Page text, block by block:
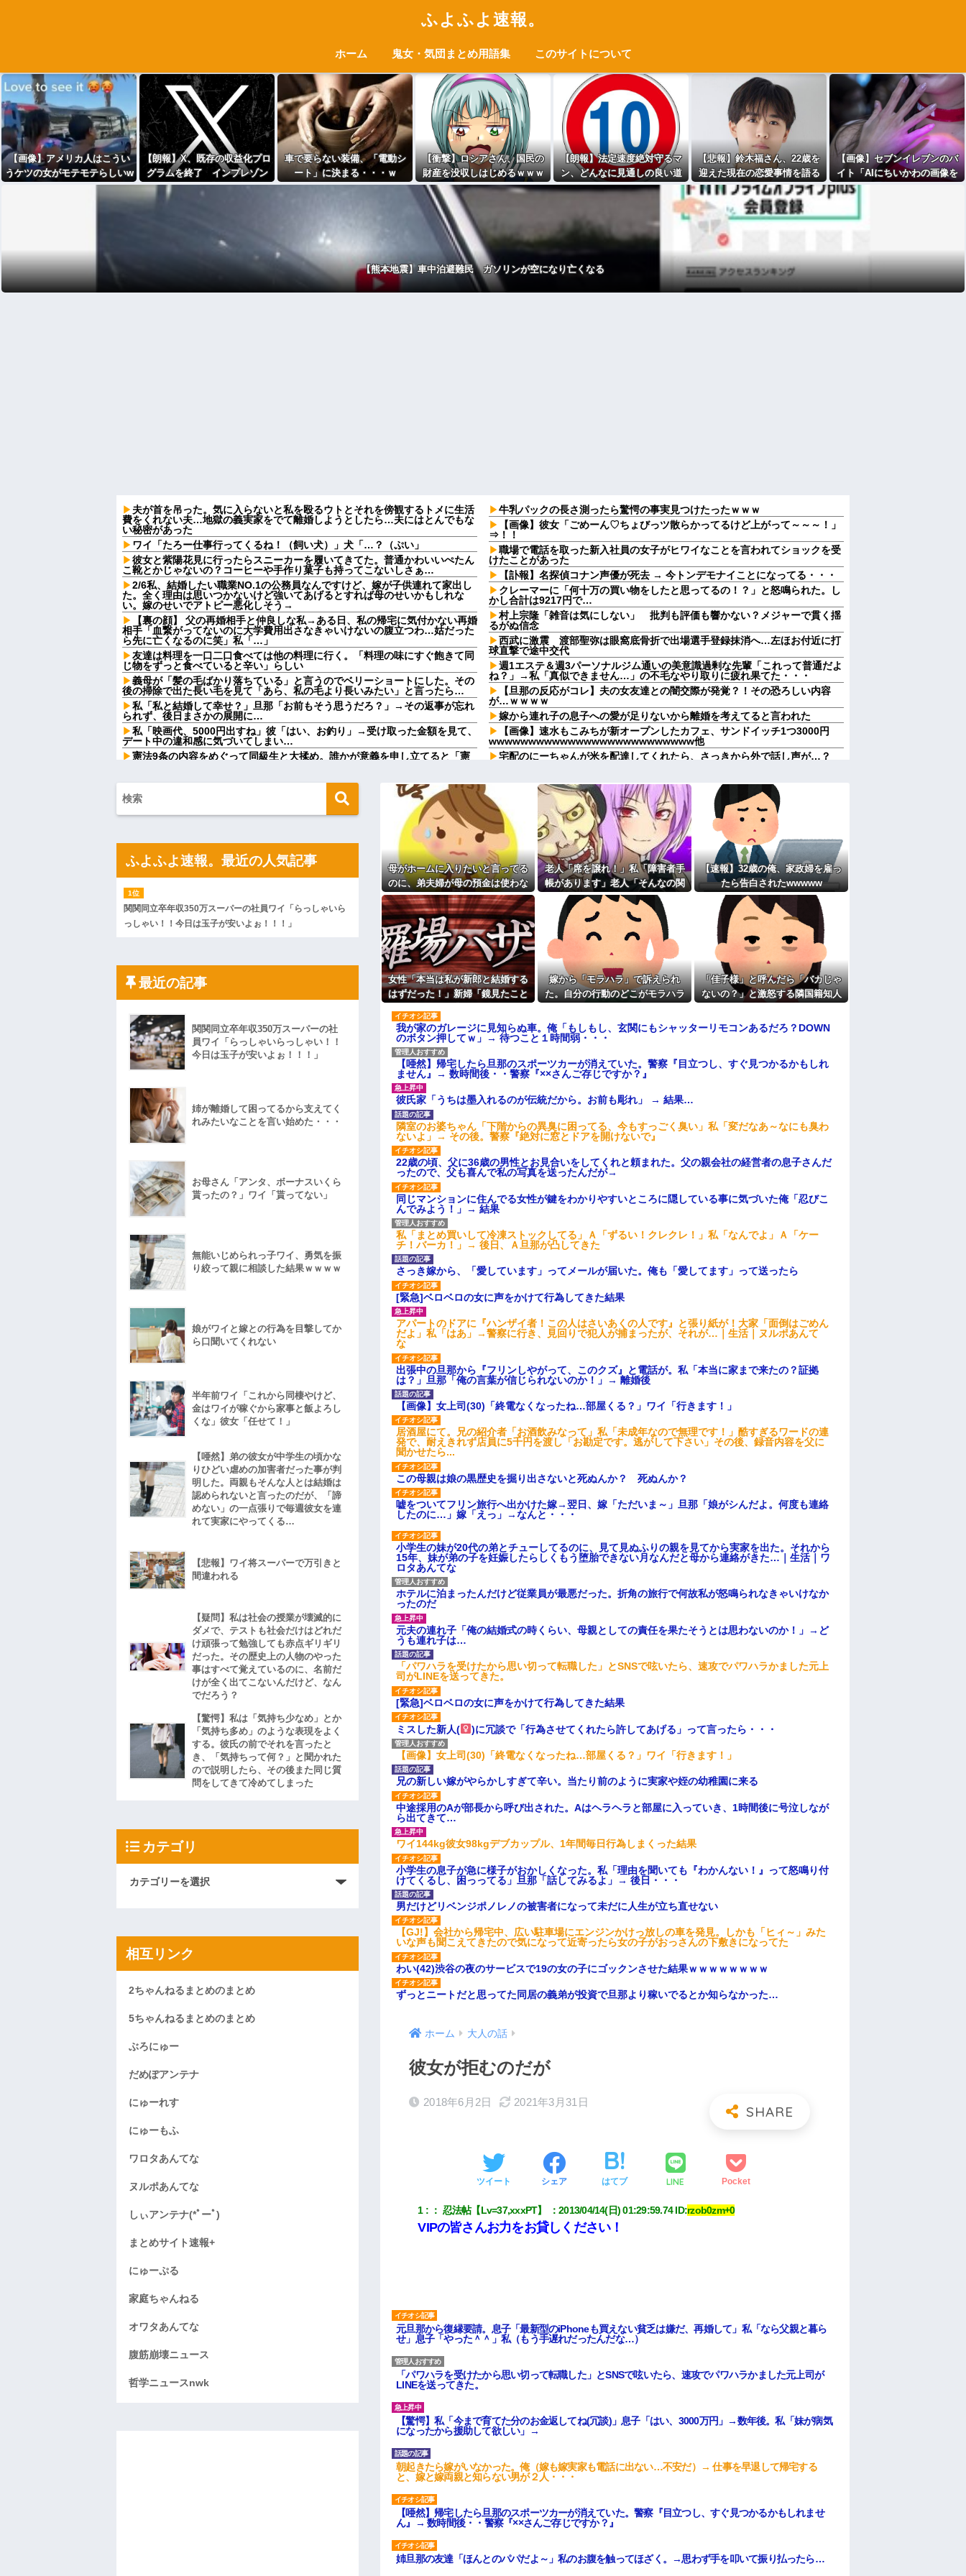
ふよふよ速報。
ホーム 鬼女・気団まとめ用語集 このサイトについて
【画像】アメリカ人はこうい
うケツの女がモテモテらしいw
【朗報】X、既存の収益化プロ
グラムを終了 インプレゾン
ビ死滅か
車で要らない装備、「電動シ
ート」に決まる・・・ｗ
【衝撃】ロシアさん、国民の
財産を没収しはじめるｗｗｗ
ｗｗ
【朗報】法定速度絶対守るマ
ン、どんなに見通しの良い道
路でも40～60km以上出さない
【悲報】鈴木福さん、22歳を
迎えた現在の恋愛事情を語る
ｗｗｗｗｗｗｗｗｗｗ
【画像】セブンイレブンのバ
イト「AIにちいかわの画像を
食わせてっと…できた！」
【熊本地震】車中泊避難民 ガソリンが空になり亡くなる
夫が首を吊った。気に入らないと私を殴るウトとそれを傍観するトメに生活
費をくれない夫…地獄の義実家をでて離婚しようとしたら…夫にはとんでもな
い秘密があった
ワイ「たろー仕事行ってくるね！（飼い犬）」犬「…？（ぷい」
彼女と紫陽花見に行ったらスニーカーを履いてきてた。普通かわいいぺたん
こ靴とかじゃないの？コーヒーや手作り菓子も持ってこないしさぁ…
2/6私、結婚したい職業NO.1の公務員なんですけど、嫁が子供連れて家出し
た。全く理由は思いつかないけど強いてあげるとすれば母のせいかもしれな
い。嫁のせいでアトピー悪化しそう→
【裏の顔】 父の再婚相手と仲良しな私→ある日、私の帰宅に気付かない再婚
相手「血繋がってないのに大学費用出さなきゃいけないの腹立つわ…姑だった
ら先に亡くなるのに笑」私「…」
友達は料理を一口二口食べては他の料理に行く。「料理の味にすぐ飽きて同
じ物をずっと食べていると辛い」らしい
義母が「髪の毛ばかり落ちている」と言うのでベリーショートにした。その
後の掃除で出た長い毛を見て「あら、私の毛より長いみたい」と言ったら…
私「私と結婚して幸せ？」旦那「お前もそう思うだろ？」→その返事が忘れ
られず、後日まさかの展開に…
私「映画代、5000円出すね」彼「はい、お釣り」→受け取った金額を見て、
デート中の違和感に気づいてしまい…
憲法9条の内容をめぐって同級生と大揉め。誰かが意義を申し立てると「憲
【しまった…】 コトメに追い出されたトメと二世帯住宅を建て、「２F(夫婦
のエリア)には絶対に上がらない」という約束をしたが、早速破って2Fに上
が...
ATMで俺が暗証番号を入力し終わった瞬間に、後ろに並んでいた外国人風の
女がこちらに荷物をばらまきやがった。俺（うっぜぇ。引き落としキャンセ
チー牛「デブの事豚丼って呼ぼうぜ！」←これが流行らなかった理由
【悲報】「美人すぎる県警本部長」失職ｗｗｗｗｗｗｗｗｗ
【衝撃】葬儀屋「火葬プランはどうなさいますか？」ワイ喪主「直葬で(即
答)」→結果ァw w w w w w w w w w
【朗報】寺田心、週6ジム通いで体重62kg→82kgにwwwwwwww
【画像】このLINEでなんで女が怒ってるのか分かんない奴はモテない奴確定
妹と差をつけて育てられた。妹「家も土地も、財産はすべて私が継ぐ。相続
は放棄して」母「うんうん」私「わかった」 → 数年後、復讐のチャンスが
や...
ハードオフに売っていた4万4000円のフィギュアがヤバすぎるｗｗｗｗｗｗ
「こんな高いの？ｗｗ」「逆に超安い」
たから、開けてみようとしただけ☆』義兄「泥は出てけ！二度と来るな！」結
果・・・
私「初めて飲む味だけどなんのお茶？」彼「ちっ！」私「」
【GIF】JSのカンチョーワロタ
後続車にクラクションを鳴らされ彼氏が逆切れ。「何クラクション鳴らして
【衝撃】報酬100万円超の治験募集がこちらｗｗｗｗｗ(※画像あり)
【ネット騒然】惨殺されたタワマン頂き女子のこの動画、すげえええええｗ
ｗｗｗｗｗｗｗｗｗｗ
【愕然】白のクラウン俺氏、高速道路左車線を制限速度で走った結果
百年の恋12-899 食べた量を張り合ってくる
【悲報】佐藤輝明・・・２軍でも盛大にやらかす←あまり悲しませないでく
牛乳パックの長さ測ったら驚愕の事実見つけたったｗｗｗ
【画像】彼女「ごめーん♡ちょびっツ散らかってるけど上がって～～～！」
⇒！！
職場で電話を取った新入社員の女子がヒワイなことを言われてショックを受
けたことがあった
【訃報】名探偵コナン声優が死去 → 今トンデモナイことになってる・・・
クレーマーに「何十万の買い物をしたと思ってるの！？」と怒鳴られた。し
かし合計は9217円で…
村上宗隆「雑音は気にしない」 批判も評価も響かない？メジャーで貫く揺
るがぬ信念
西武に激震 渡部聖弥は眼窩底骨折で出場選手登録抹消へ…左ほお付近に打
球直撃で途中交代
週1エステ＆週3パーソナルジム通いの美意識過剰な先輩「これって普通だよ
ね？」→私「真似できません…」の不毛なやり取りに疲れ果てた・・・
【旦那の反応がコレ】夫の女友達との闇交際が発覚？！その恐ろしい内容
が…ｗｗｗｗ
嫁から連れ子の息子への愛が足りないから離婚を考えてると言われた
【画像】速水もこみちが新オープンしたカフェ、サンドイッチ1つ3000円
wwwwwwwwwwwwwwwwwwwwwwwwww他
宅配のにーちゃんが米を配達してくれたら、さっきから外で話し声が…？
なんなのよ！！！すごいわ掃除！！！！
【ネット史】「鏡の中のアクトレス事件」夫は正しかったのに、なぜ喧嘩は
終わらなかったのか
【胸糞】「食に執着がない」自称するクチャラー義母の汚い食べ方に限界
クソ男「専業主婦は昼間寝てられていいよなぁ。俺なんか忙しくて寝る暇ね
ーもん。どうせ暇でしょ？俺のＤＶＤコピっといてよ」
【驚愕】養育費を払い続けた結果…元妻の裏切りが判明！！！その理由がこ
れｗｗｗｗ
職場で電話を取った新入社員の女子がヒワイなことを言われてショックを受
けたことがあった
既婚女性が夫に夕飯も用意せず週２で遊びに行くって多いかな？遅くても21
時には帰宅してるんだけど
主な税金の成り立ちを調べてみたよ
母がホームに入りたいと言ってる
のに、弟夫婦が母の預金は使わな
いでと言ってきた。我が弟ながら
情けなくて溜息が出る
老人「席を譲れ！」私「障害者手
帳があります」老人「そんなの関
係ない！」→暴言を浴びせられた
直後、周囲が動き出して…
【速報】32歳の俺、家政婦を雇っ
たら告白されたwwwww
女性「本当は私が新郎と結婚する
はずだった！」新婦「鏡見たこと
なって…
嫁から「モラハラ」で訴えられ
た。自分の行動のどこがモラハラ
い
「佳子様」と呼んだら「バカじゃ
ないの？」と激怒する隣国籍知人
我が家のガレージに見知らぬ車。俺「もしもし、玄関にもシャッターリモコンあるだろ？DOWN
のボタン押してｗ」→ 待つこと１時間弱・・・
【唖然】帰宅したら旦那のスポーツカーが消えていた。警察『目立つし、すぐ見つかるかもしれ
ません』→ 数時間後・・警察『××さんご存じですか？』
彼氏家「うちは墨入れるのが伝統だから。お前も彫れ」 → 結果…
隣室のお婆ちゃん「下階からの異臭に困ってる、今もすっごく臭い」私「変だなあ～なにも臭わ
ないよ」→ その後。警察『絶対に窓とドアを開けないで』
22歳の頃、父に36歳の男性とお見合いをしてくれと頼まれた。父の親会社の経営者の息子さんだ
ったので、父も喜んで私の写真を送ったんだが→
同じマンションに住んでる女性が鍵をわかりやすいところに隠している事に気づいた俺「忍びこ
んでみよう！」→ 結果
私「まとめ買いして冷凍ストックしてる」Ａ「ずるい！クレクレ！」私「なんでよ」Ａ「ケー
チ！バーカ！」→ 後日、Ａ旦那が凸してきた
さっき嫁から、「愛しています」ってメールが届いた。俺も「愛してます」って送ったら
[緊急]ベロベロの女に声をかけて行為してきた結果
アパートのドアに『ハンザイ者！この人はさいあくの人です』と張り紙が！大家「面倒はごめん
だよ」私「はあ」→警察に行き、見回りで犯人が捕まったが、それが…｜生活｜ヌルポあんて
な
出張中の旦那から『フリンしやがって、このクズ』と電話が。私「本当に家まで来たの？証拠
は？」旦那「俺の言葉が信じられないのか！」→ 離婚後
【画像】女上司(30)「終電なくなったね…部屋くる？」ワイ「行きます！」
居酒屋にて。兄の紹介者「お酒飲みなって」私「未成年なので無理です！」酷すぎるワードの連
発で、耐えきれず店員に5千円を渡し「お勘定です。逃がして下さい」その後、録音内容を父に
聞かせたら...
この母親は娘の黒歴史を掘り出さないと死ぬんか？ 死ぬんか？
嘘をついてフリン旅行へ出かけた嫁→翌日、嫁「ただいま～」旦那「娘がシんだよ。何度も連絡
したのに…」嫁「えっ」→なんと・・・
小学生の妹が20代の弟とチューしてるのに、見て見ぬふりの親を見てから実家を出た。それから
15年、妹が弟の子を妊娠したらしくもう堕胎できない月なんだと母から連絡がきた…｜生活｜ワ
ロタあんてな
ホテルに泊まったんだけど従業員が最悪だった。折角の旅行で何故私が怒鳴られなきゃいけなか
ったのだ
元夫の連れ子「俺の結婚式の時くらい、母親としての責任を果たそうとは思わないのか！」→ど
うも連れ子は…
「パワハラを受けたから思い切って転職した」とSNSで呟いたら、速攻でパワハラかました元上
司がLINEを送ってきた。
[緊急]ベロベロの女に声をかけて行為してきた結果
ミスした新人( )に冗談で「行為させてくれたら許してあげる」って言ったら・・・
【画像】女上司(30)「終電なくなったね…部屋くる？」ワイ「行きます！」
兄の新しい嫁がやらかしすぎて辛い。当たり前のように実家や姪の幼稚園に来る
中途採用のAが部長から呼び出された。Aはヘラヘラと部屋に入っていき、1時間後に号泣しなが
ら出てきて…
ワイ144kg彼女98kgデブカップル、1年間毎日行為しまくった結果
小学生の息子が急に様子がおかしくなった。私「理由を聞いても『わかんない！』って怒鳴り付
けてくるし、困っってる」旦那「話してみるよ」→ 後日・・・
男だけどリベンジポノレノの被害者になって未だに人生が立ち直せない
【GJ!】会社から帰宅中、広い駐車場にエンジンかけっ放しの車を発見。しかも「ヒィ～」みた
いな声も聞こえてきたので気になって近寄ったら女の子がおっさんの下敷きになってた
わい(42)渋谷の夜のサービスで19の女の子にゴックンさせた結果ｗｗｗｗｗｗｗｗ
ずっとニートだと思ってた同居の義弟が投資で旦那より稼いでるとか知らなかった…
ホーム 大人の話
彼女が拒むのだが
2018年6月2日 2021年3月31日
ツイート シェア はてブ LINE Pocket
1 ： 忍法帖【Lv=37,xxxPT】 ：2013/04/14(日) 01:29:59.74 ID:rzob0zm+0
VIPの皆さんお力をお貸しください！
元旦那から復縁要請。息子「最新型のiPhoneも買えない貧乏は嫌だ、再婚して」私「なら父親と暮ら
せ」息子「やった＾＾」私（もう手遅れだったんだな…）
「パワハラを受けたから思い切って転職した」とSNSで呟いたら、速攻でパワハラかました元上司が
LINEを送ってきた。
【驚愕】私「今まで育てた分のお金返してね(冗談)」息子「はい、3000万円」→数年後。私「妹が病気
になったから援助して欲しい」→
朝起きたら嫁がいなかった。俺（嫁も嫁実家も電話に出ない…不安だ）→ 仕事を早退して帰宅する
と、嫁と嫁両親と知らない男が２人・・・
【唖然】帰宅したら旦那のスポーツカーが消えていた。警察『目立つし、すぐ見つかるかもしれませ
ん』→ 数時間後・・警察『××さんご存じですか？』
姉旦那の友達「ほんとのパパだよ～」私のお腹を触ってほざく。→思わず手を叩いて振り払ったら…
ふよふよ速報。最近の人気記事
関関同立卒年収350万スーパーの社員ワイ「らっしゃいら
っしゃい！！今日は玉子が安いよぉ！！！」
最近の記事
関関同立卒年収350万スーパーの社
員ワイ「らっしゃいらっしゃい！！
今日は玉子が安いよぉ！！！」
姉が離婚して困ってるから支えてく
れみたいなことを言い始めた・・・
お母さん「アンタ、ボーナスいくら
貰ったの？」ワイ「貰ってない」
無能いじめられっ子ワイ、勇気を振
り絞って親に相談した結果ｗｗｗｗ
娘がワイと嫁との行為を目撃してか
ら口聞いてくれない
半年前ワイ「これから同棲やけど、
金はワイが稼ぐから家事と飯よろし
くな」彼女「任せて！」
【唖然】弟の彼女が中学生の頃かな
りひどい虐めの加害者だった事が判
明した。両親もそんな人とは結婚は
認められないと言ったのだが、「諦
めない」の一点張りで毎週彼女を連
れて実家にやってくる…
【悲報】ワイ将スーパーで万引きと
間違われる
【疑問】私は社会の授業が壊滅的に
ダメで、テストも社会だけはどれだ
け頑張って勉強しても赤点ギリギリ
だった。その歴史上の人物のやった
事はすべて覚えているのに、名前だ
けが全く出てこないんだけど、なん
でだろう？
【驚愕】私は「気持ち少なめ」とか
「気持ち多め」のような表現をよく
する。彼氏の前でそれを言ったと
き、「気持ちって何？」と聞かれた
ので説明したら、その後また同じ質
問をしてきて冷めてしまった
カテゴリ
相互リンク
2ちゃんねるまとめのまとめ
5ちゃんねるまとめのまとめ
ぶろにゅー
だめぽアンテナ
にゅーれす
にゅーもふ
ワロタあんてな
ヌルポあんてな
しぃアンテナ(*ﾟーﾟ)
まとめサイト速報+
にゅーぷる
家庭ちゃんねる
オワタあんてな
腹筋崩壊ニュース
哲学ニュースnwk